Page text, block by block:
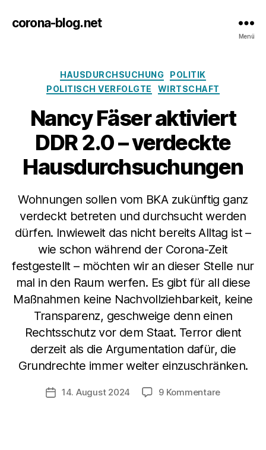
corona-blog.net
Menü
Kategorien
HAUSDURCHSUCHUNG
POLITIK
POLITISCH VERFOLGTE
WIRTSCHAFT
Nancy Fäser aktiviert
DDR 2.0 – verdeckte
Hausdurchsuchungen
Wohnungen sollen vom BKA zukünftig ganz
verdeckt betreten und durchsucht werden
dürfen. Inwieweit das nicht bereits Alltag ist –
wie schon während der Corona-Zeit
festgestellt – möchten wir an dieser Stelle nur
mal in den Raum werfen. Es gibt für all diese
Maßnahmen keine Nachvollziehbarkeit, keine
Transparenz, geschweige denn einen
Rechtsschutz vor dem Staat. Terror dient
derzeit als die Argumentation dafür, die
Grundrechte immer weiter einzuschränken.
Veröffentlichungsdatum
14. August 2024 9 Kommentarezu